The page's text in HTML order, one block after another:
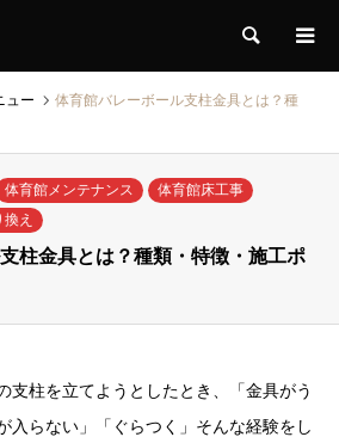
検索
ュー
体育館バレーボール支柱金具とは？種
体育館メンテナンス
体育館床工事
え
柱金具とは？種類・特徴・施工ポ
支柱を立てようとしたとき、「金具がう
入らない」「ぐらつく」そんな経験をし